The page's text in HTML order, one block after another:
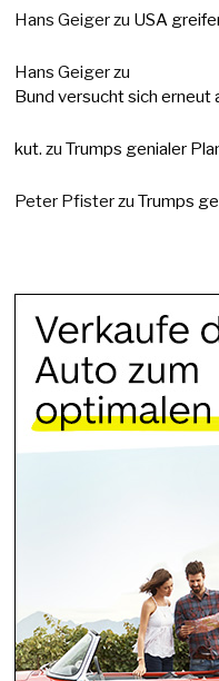
Hans Geigerzu USA
Hans Geigerzu
Bund versucht sich
kut. zuTrumps genialer
Peter PfisterzuTrumps